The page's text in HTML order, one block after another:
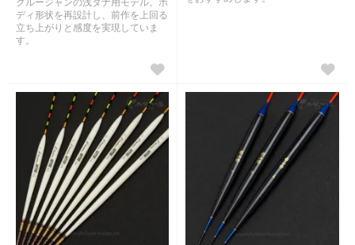
クルージャンの浅ダナ用モデル。ボ
ディ形状を再設計し、前作を上回る
立ち上がりと感度を実現していま
す。